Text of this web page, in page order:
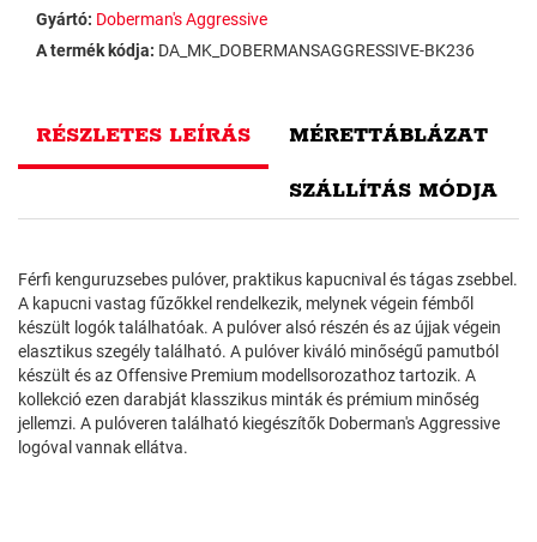
Gyártó: Doberman's Aggressive
A termék kódja: DA_MK_DOBERMANSAGGRESSIVE-BK236
RÉSZLETES LEÍRÁS MÉRETTÁBLÁZAT
SZÁLLÍTÁS MÓDJA
Férfi kenguruzsebes pulóver, praktikus kapucnival és tágas zsebbel.
A kapucni vastag fűzőkkel rendelkezik, melynek végein fémből
készült logók találhatóak. A pulóver alsó részén és az újjak végein
elasztikus szegély található. A pulóver kiváló minőségű pamutból
készült és az Offensive Premium modellsorozathoz tartozik. A
kollekció ezen darabját klasszikus minták és prémium minőség
jellemzi. A pulóveren található kiegészítők Doberman's Aggressive
logóval vannak ellátva.